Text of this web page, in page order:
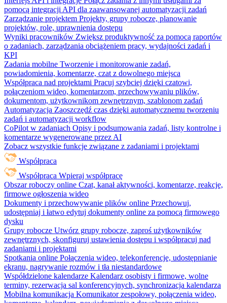
pomocą integracji API dla zaawansowanej automatyzacji zadań
Zarządzanie projektem Projekty, grupy robocze, planowanie
projektów, role, uprawnienia dostępu
Wyniki pracowników Zwiększ produktywność za pomocą raportów
o zadaniach, zarządzania obciążeniem pracy, wydajności zadań i
KPI
Zadania mobilne Tworzenie i monitorowanie zadań,
powiadomienia, komentarze, czat z dowolnego miejsca
Współpraca nad projektami Pracuj szybciej dzięki czatowi,
połączeniom wideo, komentarzom, przechowywaniu plików,
dokumentom, użytkownikom zewnętrznym, szablonom zadań
Automatyzacja Zaoszczędź czas dzięki automatycznemu tworzeniu
zadań i automatyzacji workflow
CoPilot w zadaniach Opisy i podsumowania zadań, listy kontrolne i
komentarze wygenerowane przez AI
Zobacz wszystkie funkcje związane z zadaniami i projektami
Współpraca
Współpraca Wpieraj współpracę
Obszar roboczy online Czat, kanał aktywności, komentarze, reakcje,
firmowe ogłoszenia wideo
Dokumenty i przechowywanie plików online Przechowuj,
udostępniaj i łatwo edytuj dokumenty online za pomocą firmowego
dysku
Grupy robocze Utwórz grupy robocze, zaproś użytkowników
zewnętrznych, skonfiguruj ustawienia dostępu i współpracuj nad
zadaniami i projektami
Spotkania online Połączenia wideo, telekonferencje, udostępnianie
ekranu, nagrywanie rozmów i tła niestandardowe
Współdzielone kalendarze Kalendarz osobisty i firmowe, wolne
terminy, rezerwacja sal konferencyjnych, synchronizacja kalendarza
Mobilna komunikacja Komunikator zespołowy, połączenia wideo,